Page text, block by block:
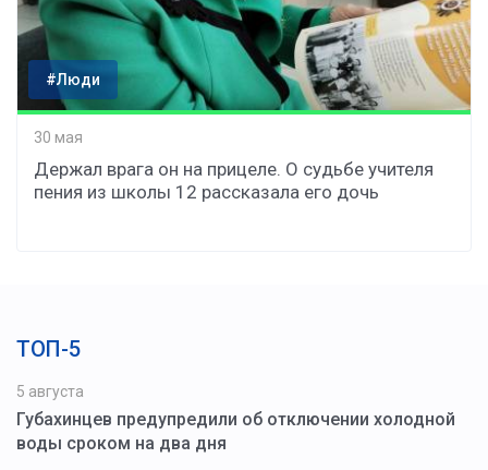
#Люди
30 мая
Держал врага он на прицеле. О судьбе учителя
пения из школы 12 рассказала его дочь
ТОП-5
5 августа
Губахинцев предупредили об отключении холодной
воды сроком на два дня